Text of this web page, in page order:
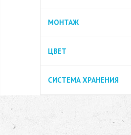
МОНТАЖ
ЦВЕТ
СИСТЕМА ХРАНЕНИЯ